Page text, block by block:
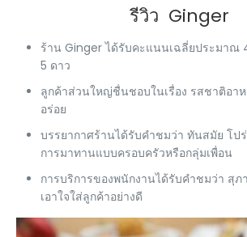
รีวิว Ginger
ร้าน Ginger ได้รับคะแนนเฉลี่ยประมาณ
5 ดาว
ลูกค้าส่วนใหญ่ชื่นชอบในเรื่อง รสชาติอา
อร่อย
บรรยากาศร้านได้รับคำชมว่าทันสมัย โป
การมาทานแบบครอบครัวหรือกลุ่มเพื่อน
การบริการของพนักงานได้รับคำชมว่า สุภ
เอาใจใส่ลูกค้าอย่างดี